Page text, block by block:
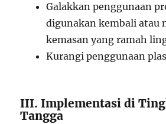
Galakkan penggunaan
digunakan kembali atau
kemasan yang ramah
Kurangi penggunaan
III. Implementasi di
Tangga